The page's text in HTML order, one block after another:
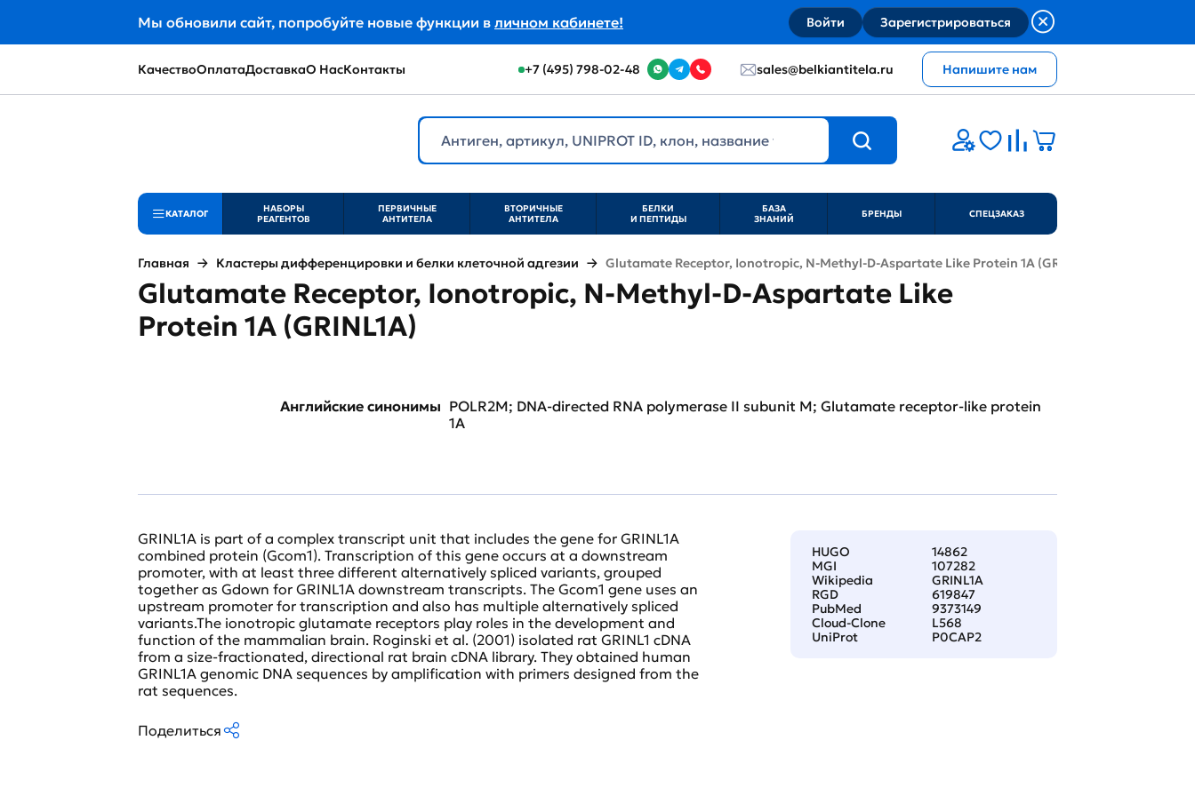
Мы обновили сайт, попробуйте новые функции в личном кабинете! Войти Зарегистрироваться
КачествоОплатаДоставкаО НасКонтакты +7 (495) 798-02-48 sales@belkiantitela.ru Напишите нам
КАТАЛОГ
НАБОРЫ
РЕАГЕНТОВ
ПЕРВИЧНЫЕ
АНТИТЕЛА
ВТОРИЧНЫЕ
АНТИТЕЛА
БЕЛКИ
И ПЕПТИДЫ
БАЗА
ЗНАНИЙ
БРЕНДЫ СПЕЦЗАКАЗ
Главная Кластеры дифференцировки и белки клеточной адгезии Glutamate Receptor, Ionotropic, N-Methyl-D-Aspartate Like Protein 1A (GRINL1A)
Glutamate Receptor, Ionotropic, N-Methyl-D-Aspartate Like
Protein 1A (GRINL1A)
Английские синонимы POLR2M; DNA-directed RNA polymerase II subunit M; Glutamate receptor-like protein
1A
HUGO
14862
MGI
107282
Wikipedia
GRINL1A
RGD
619847
PubMed
9373149
Cloud-Clone
L568
UniProt
P0CAP2
GRINL1A is part of a complex transcript unit that includes the gene for GRINL1A
combined protein (Gcom1). Transcription of this gene occurs at a downstream
promoter, with at least three different alternatively spliced variants, grouped
together as Gdown for GRINL1A downstream transcripts. The Gcom1 gene uses an
upstream promoter for transcription and also has multiple alternatively spliced
variants.The ionotropic glutamate receptors play roles in the development and
function of the mammalian brain. Roginski et al. (2001) isolated rat GRINL1 cDNA
from a size-fractionated, directional rat brain cDNA library. They obtained human
GRINL1A genomic DNA sequences by amplification with primers designed from the
rat sequences.
Поделиться